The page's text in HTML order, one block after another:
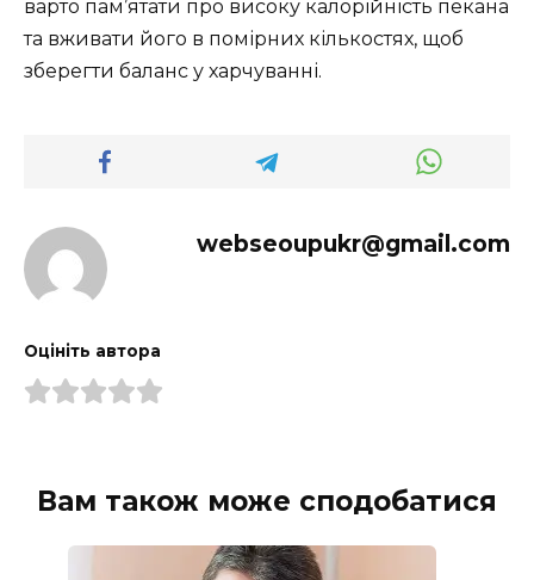
варто пам’ятати про високу калорійність пекана
та вживати його в помірних кількостях, щоб
зберегти баланс у харчуванні.
webseoupukr@gmail.com
Оцініть автора
Вам також може сподобатися